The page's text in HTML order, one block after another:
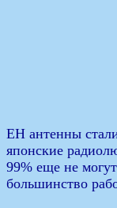
ЕН антенны
японские
99% еще не
большинство